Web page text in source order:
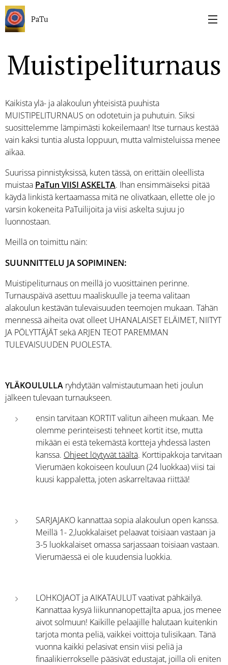
PaTu
Muistipeliturnaus
Kaikista ylä- ja alakoulun yhteisistä puuhista
MUISTIPELITURNAUS on odotetuin ja puhutuin. Siksi
suosittelemme lämpimästi kokeilemaan! Itse turnaus kestää
vain kaksi tuntia alusta loppuun, mutta valmisteluissa menee
aikaa.
Suurissa pinnistyksissä, kuten tässä, on erittäin oleellista
muistaa PaTun VIISI ASKELTA. Ihan ensimmäiseksi pitää
käydä linkistä kertaamassa mitä ne olivatkaan, ellette ole jo
varsin kokeneita PaTuilijoita ja viisi askelta sujuu jo
luonnostaan.
Meillä on toimittu näin:
SUUNNITTELU JA SOPIMINEN:
Muistipeliturnaus on meillä jo vuosittainen perinne.
Turnauspäivä asettuu maaliskuulle ja teema valitaan
alakoulun kestävän tulevaisuuden teemojen mukaan. Tähän
mennessä aiheita ovat olleet UHANALAISET ELÄIMET, NIITYT
JA PÖLYTTÄJÄT sekä ARJEN TEOT PAREMMAN
TULEVAISUUDEN PUOLESTA.
YLÄKOULULLA ryhdytään valmistautumaan heti joulun
jälkeen tulevaan turnaukseen.
ensin tarvitaan KORTIT valitun aiheen mukaan. Me
olemme perinteisesti tehneet kortit itse, mutta
mikään ei estä tekemästä kortteja yhdessä lasten
kanssa. Ohjeet löytyvät täältä. Korttipakkoja tarvitaan
Vierumäen kokoiseen kouluun (24 luokkaa) viisi tai
kuusi kappaletta, joten askarreltavaa riittää!
SARJAJAKO kannattaa sopia alakoulun open kanssa.
Meillä 1- 2,luokkalaiset pelaavat toisiaan vastaan ja
3-5 luokkalaiset omassa sarjassaan toisiaan vastaan.
Vierumäessä ei ole kuudensia luokkia.
LOHKOJAOT ja AIKATAULUT vaativat pähkäilyä.
Kannattaa kysyä liikunnanopettajlta apua, jos menee
aivot solmuun! Kaikille pelaajille halutaan kuitenkin
tarjota monta peliä, vaikkei voittoja tulisikaan. Tänä
vuonna kaikki pelasivat ensin viisi peliä ja
finaalikierrokselle pääsivät edustajat, joilla oli eniten